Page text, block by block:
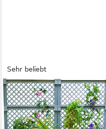
Sehr beliebt
KHW
Spalier aus
witterungsbeständigem
Kunststoff, 2er-Set